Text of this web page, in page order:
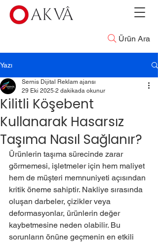
Ürün Ara
Yazı
Kilitli Köşebent
Kullanarak Hasarsız
Taşıma Nasıl Sağlanır?
Sernis Dijital Reklam ajansı
29 Eki 2025 2 dakikada okunur
Ürünlerin taşıma sürecinde zarar
görmemesi, işletmeler için hem maliyet
hem de müşteri memnuniyeti açısından
kritik öneme sahiptir. Nakliye sırasında
oluşan darbeler, çizikler veya
deformasyonlar, ürünlerin değer
kaybetmesine neden olabilir. Bu
sorunların önüne geçmenin en etkili